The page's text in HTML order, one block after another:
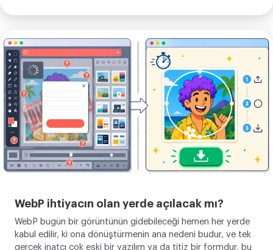
Görselini
yükle
WebP ihtiyacın olan yerde açılacak mı?
WebP bugün bir görüntünün gidebileceği hemen her yerde
kabul edilir, ki ona dönüştürmenin ana nedeni budur, ve tek
gerçek inatçı çok eski bir yazılım ya da titiz bir formdur, bu